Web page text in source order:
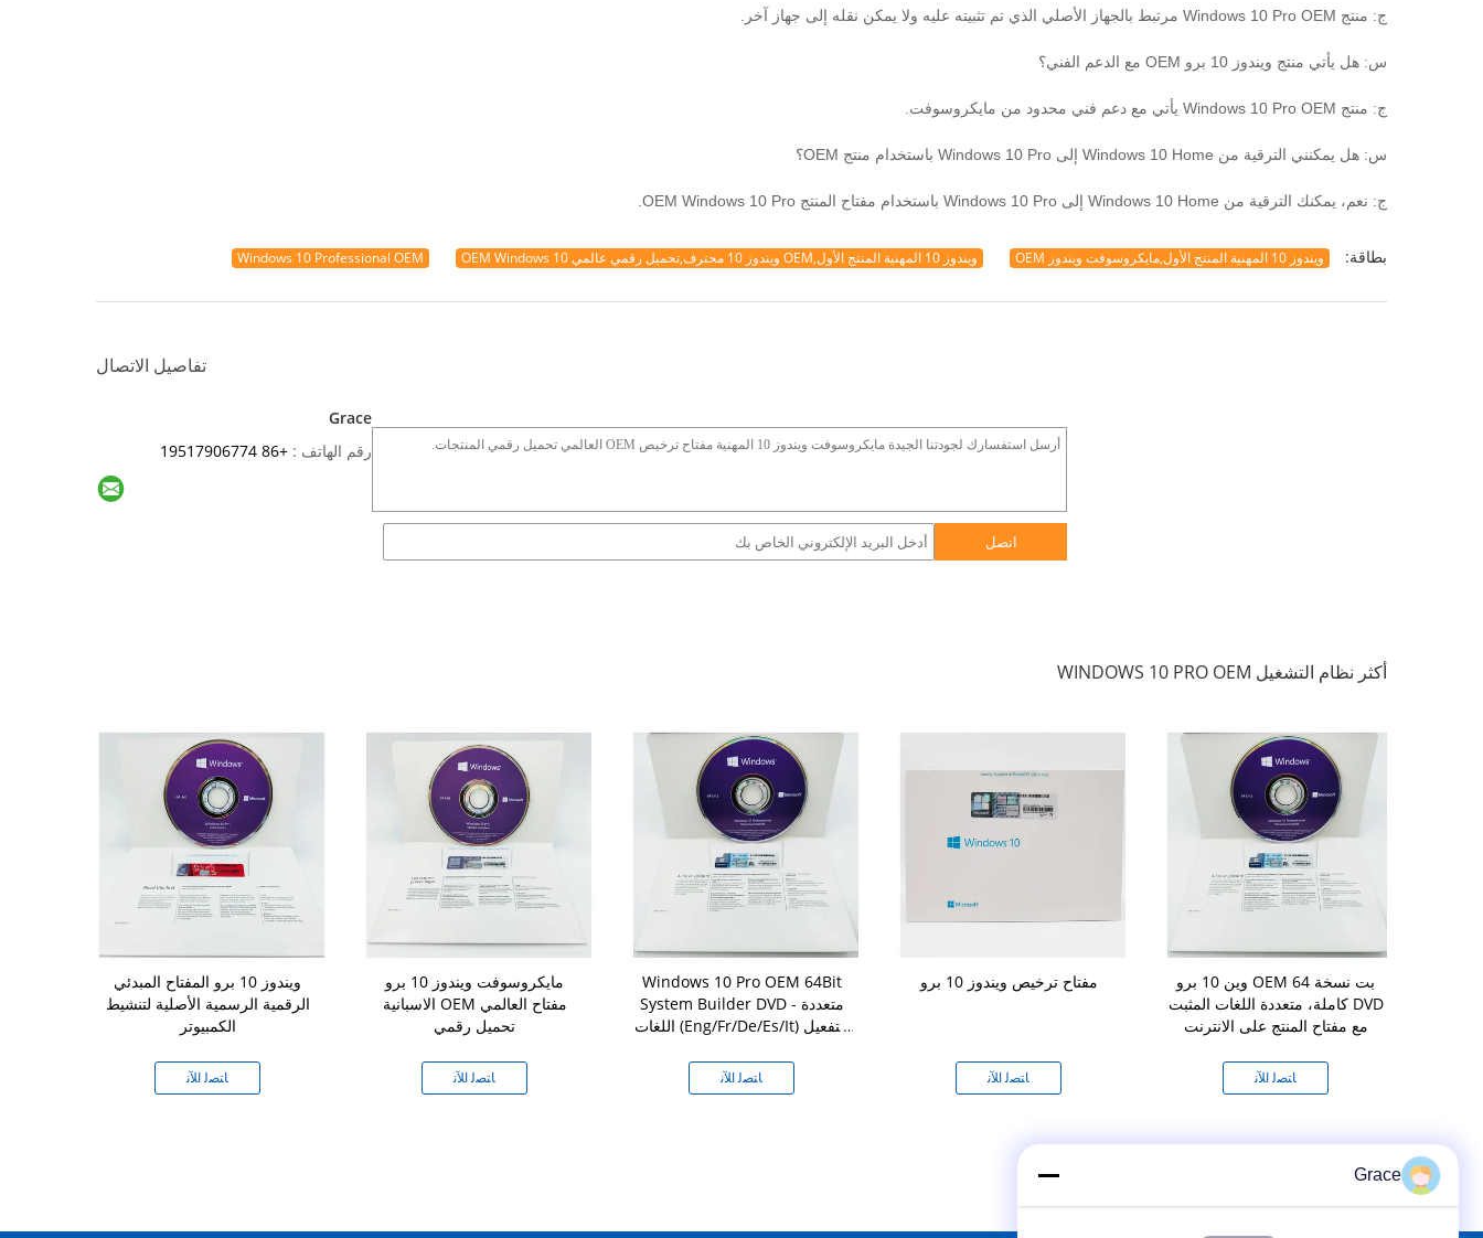
ج: منتج Windows 10 Pro OEM مرتبط بالجهاز الأصلي الذي تم تثبيته عليه ولا يمكن نقله إلى جهاز آخر.
س: هل يأتي منتج ويندوز 10 برو OEM مع الدعم الفني؟
ج: منتج Windows 10 Pro OEM يأتي مع دعم فني محدود من مايكروسوفت.
س: هل يمكنني الترقية من Windows 10 Home إلى Windows 10 Pro باستخدام منتج OEM؟
ج: نعم، يمكنك الترقية من Windows 10 Home إلى Windows 10 Pro باستخدام مفتاح المنتج OEM Windows 10 Pro.
بطاقة: ويندوز 10 المهنية المنتج الأول,مايكروسوفت ويندوز OEM ويندوز 10 المهنية المنتج الأول,OEM ويندوز 10 محترف,تحميل رقمي عالمي OEM Windows 10 Windows 10 Professional OEM
تفاصيل الاتصال
Grace
رقم الهاتف : +86 19517906774
اتصل
أكثر نظام التشغيل WINDOWS 10 PRO OEM
ويندوز 10 برو المفتاح المبدئي
الرقمية الرسمية الأصلية لتنشيط
الكمبيوتر
ﺎﺘﺼﻟ ﺍﻶﻧ
مايكروسوفت ويندوز 10 برو
الاسبانية OEM مفتاح العالمي
تحميل رقمي
ﺎﺘﺼﻟ ﺍﻶﻧ
Windows 10 Pro OEM 64Bit
System Builder DVD - متعددة
اللغات (Eng/Fr/De/Es/It) التفعيل
ﺎﺘﺼﻟ ﺍﻶﻧ
مفتاح ترخيص ويندوز 10 برو
ﺎﺘﺼﻟ ﺍﻶﻧ
وين 10 برو OEM 64 بت نسخة
كاملة، متعددة اللغات المثبت DVD
مع مفتاح المنتج على الانترنت
ﺎﺘﺼﻟ ﺍﻶﻧ
Grace